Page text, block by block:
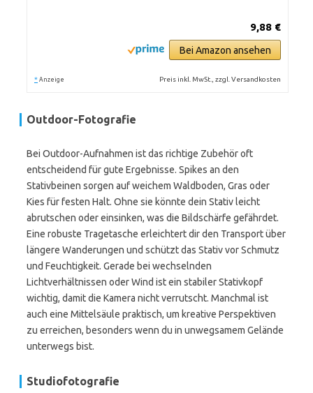
9,88 €
Bei Amazon ansehen
* Anzeige Preis inkl. MwSt., zzgl. Versandkosten
Outdoor-Fotografie
Bei Outdoor-Aufnahmen ist das richtige Zubehör oft
entscheidend für gute Ergebnisse. Spikes an den
Stativbeinen sorgen auf weichem Waldboden, Gras oder
Kies für festen Halt. Ohne sie könnte dein Stativ leicht
abrutschen oder einsinken, was die Bildschärfe gefährdet.
Eine robuste Tragetasche erleichtert dir den Transport über
längere Wanderungen und schützt das Stativ vor Schmutz
und Feuchtigkeit. Gerade bei wechselnden
Lichtverhältnissen oder Wind ist ein stabiler Stativkopf
wichtig, damit die Kamera nicht verrutscht. Manchmal ist
auch eine Mittelsäule praktisch, um kreative Perspektiven
zu erreichen, besonders wenn du in unwegsamem Gelände
unterwegs bist.
Studiofotografie